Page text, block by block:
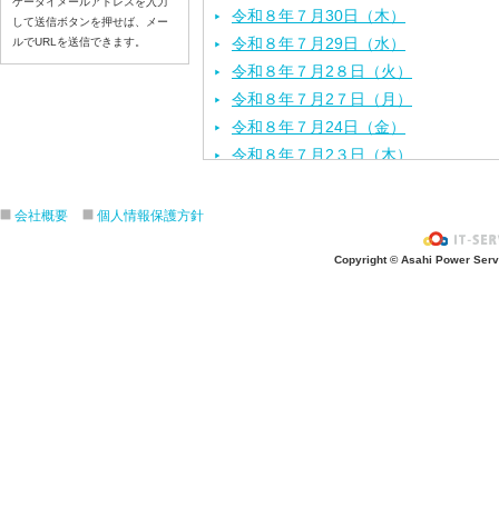
令和８年７月30日（木）
令和８年７月29日（水）
令和８年７月2８日（火）
令和８年７月2７日（月）
令和８年７月24日（金）
令和８年７月2３日（木）
令和８年７月１６日（木）
して送信ボタンを押せば、メー
ルでURLを送信できます。
会社概要 個人情報保護方針
Copyright © Asahi Power